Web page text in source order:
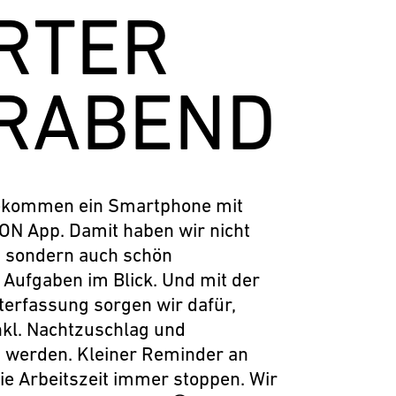
ein Smartphone mit
App. Damit haben wir nicht
auch schön
im Blick. Und mit der
sorgen wir dafür,
Nachtzuschlag und
Kleiner Reminder an
Arbeitszeit immer stoppen. Wir